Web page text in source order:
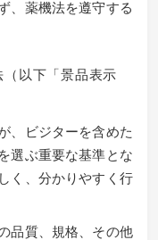
、薬機法を遵守する
以下「景品表示
、ビジターを含めた
選ぶ重要な基準とな
く、分かりやすく行
品質、規格、その他